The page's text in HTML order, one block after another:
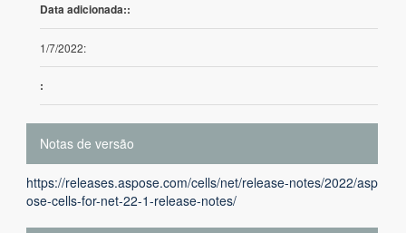
Data adicionada::
1/7/2022:
:
Notas de versão
https://releases.aspose.com/cells/net/release-notes/2022/asp
ose-cells-for-net-22-1-release-notes/